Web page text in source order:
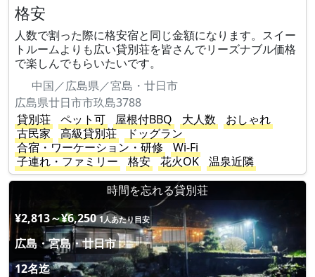
格安
人数で割った際に格安宿と同じ金額になります。スイー
トルームよりも広い貸別荘を皆さんでリーズナブル価格
で楽しんでもらいたいです。
中国／広島県／宮島・廿日市
広島県廿日市市玖島3788
貸別荘
ペット可 屋根付BBQ 大人数
おしゃれ
古民家
高級貸別荘
ドッグラン
合宿・ワーケーション・研修
Wi-Fi
子連れ・ファミリー
格安 花火OK
温泉近隣
時間を忘れる貸別荘
¥2,813～¥6,250 1人あたり目安
広島・宮島・廿日市
12名迄